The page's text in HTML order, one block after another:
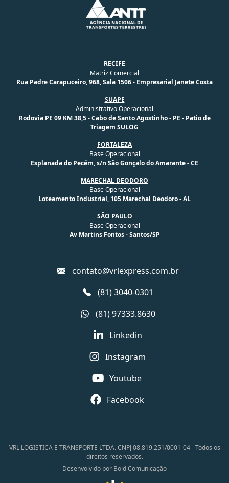
RECIFE
Matriz Comercial
Rua Padre Carapuceiro, 968, Sala 1506 - Empresarial Janete Costa
SUAPE
Administrativo Operacional
Rodovia PE 09 KM 38,5 - Cabo de Santo Agostinho - PE - Patio de
Triagem SULOG
FORTALEZA
Base Operacional
Esplanada do Pecém, s/n São Gonçalo do Amarante - CE
MARECHAL DEODORO
Base Operacional
Loteamento Industrial, 105 Marechal Deodoro - AL
SÃO PAULO
Base Operacional
Av Martins Fontos - Santos/SP
contato@vrlexpress.com.br
(81) 3040-0301
(81) 97333.8630
Linkedin
Instagram
Youtube
Facebook
VRL LOGISTICA E TRANSPORTE LTDA. CNPJ 08.819.251/0001-04 - Todos os
direitos reservados.
Desenvolvido por Bold Comunicação